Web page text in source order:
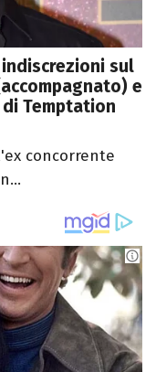
sul
e
Temptation
concorrente